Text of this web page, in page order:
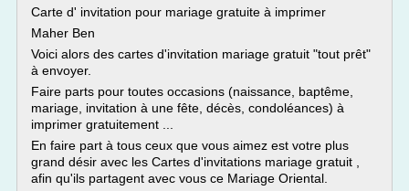
Carte d' invitation pour mariage gratuite à imprimer
Maher Ben
Voici alors des cartes d'invitation mariage gratuit "tout prêt"
à envoyer.
Faire parts pour toutes occasions (naissance, baptême,
mariage, invitation à une fête, décès, condoléances) à
imprimer gratuitement ...
En faire part à tous ceux que vous aimez est votre plus
grand désir avec les Cartes d'invitations mariage gratuit ,
afin qu'ils partagent avec vous ce Mariage Oriental.